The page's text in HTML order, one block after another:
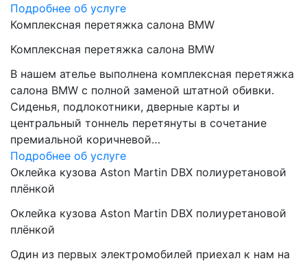
Подробнее об услуге
Комплексная перетяжка салона BMW
Комплексная перетяжка салона BMW
В нашем ателье выполнена комплексная перетяжка
салона BMW с полной заменой штатной обивки.
Сиденья, подлокотники, дверные карты и
центральный тоннель перетянуты в сочетание
премиальной коричневой…
Подробнее об услуге
Оклейка кузова Aston Martin DBX полиуретановой
плёнкой
Оклейка кузова Aston Martin DBX полиуретановой
плёнкой
Один из первых электромобилей приехал к нам на